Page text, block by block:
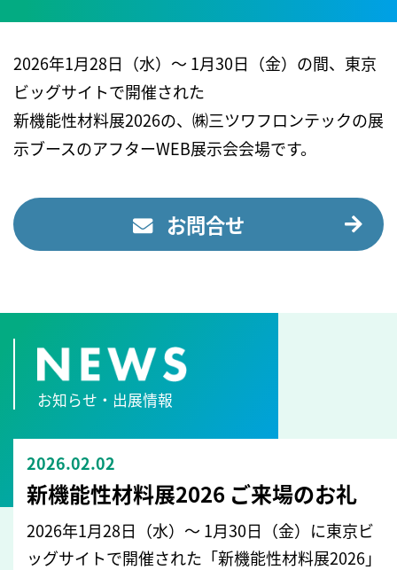
2026年1月28日（水）～ 1月30日（金）の間、東京
ビッグサイトで開催された
新機能性材料展2026の、㈱三ツワフロンテックの展
示ブースのアフターWEB展示会会場です。
お問合せ
お知らせ・出展情報
2026.02.02
新機能性材料展2026 ご来場のお礼
2026年1月28日（水）～ 1月30日（金）に東京ビ
ッグサイトで開催された「新機能性材料展2026」